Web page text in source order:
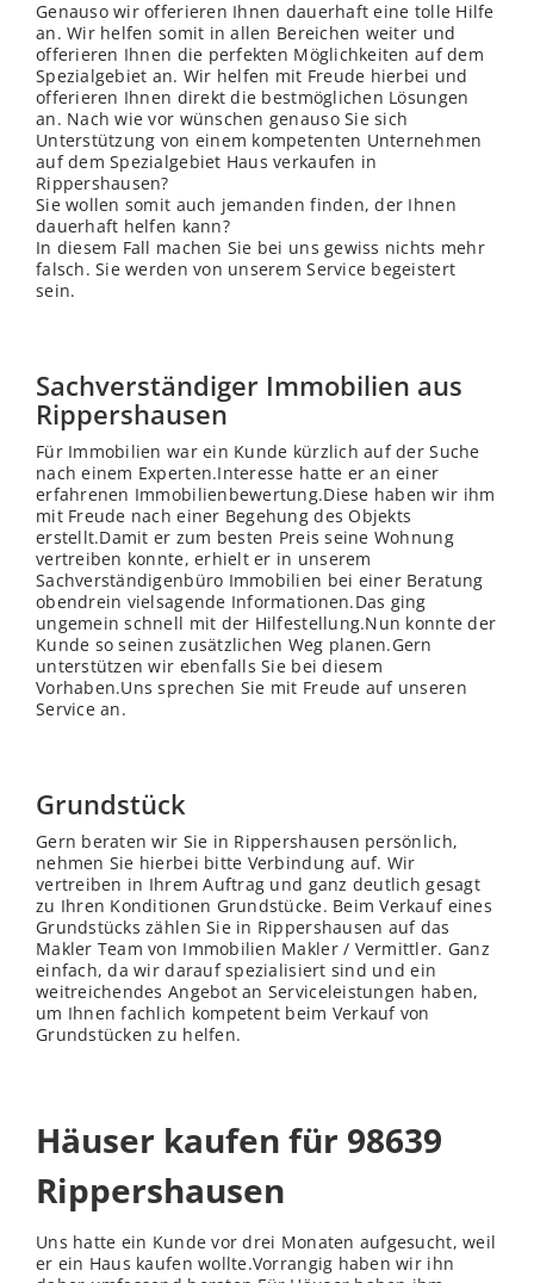
Genauso wir offerieren Ihnen dauerhaft eine tolle Hilfe
an. Wir helfen somit in allen Bereichen weiter und
offerieren Ihnen die perfekten Möglichkeiten auf dem
Spezialgebiet an. Wir helfen mit Freude hierbei und
offerieren Ihnen direkt die bestmöglichen Lösungen
an. Nach wie vor wünschen genauso Sie sich
Unterstützung von einem kompetenten Unternehmen
auf dem Spezialgebiet Haus verkaufen in
Rippershausen?
Sie wollen somit auch jemanden finden, der Ihnen
dauerhaft helfen kann?
In diesem Fall machen Sie bei uns gewiss nichts mehr
falsch. Sie werden von unserem Service begeistert
sein.
Sachverständiger Immobilien aus
Rippershausen
Für Immobilien war ein Kunde kürzlich auf der Suche
nach einem Experten.Interesse hatte er an einer
erfahrenen Immobilienbewertung.Diese haben wir ihm
mit Freude nach einer Begehung des Objekts
erstellt.Damit er zum besten Preis seine Wohnung
vertreiben konnte, erhielt er in unserem
Sachverständigenbüro Immobilien bei einer Beratung
obendrein vielsagende Informationen.Das ging
ungemein schnell mit der Hilfestellung.Nun konnte der
Kunde so seinen zusätzlichen Weg planen.Gern
unterstützen wir ebenfalls Sie bei diesem
Vorhaben.Uns sprechen Sie mit Freude auf unseren
Service an.
Grundstück
Gern beraten wir Sie in Rippershausen persönlich,
nehmen Sie hierbei bitte Verbindung auf. Wir
vertreiben in Ihrem Auftrag und ganz deutlich gesagt
zu Ihren Konditionen Grundstücke. Beim Verkauf eines
Grundstücks zählen Sie in Rippershausen auf das
Makler Team von Immobilien Makler / Vermittler. Ganz
einfach, da wir darauf spezialisiert sind und ein
weitreichendes Angebot an Serviceleistungen haben,
um Ihnen fachlich kompetent beim Verkauf von
Grundstücken zu helfen.
Häuser kaufen für 98639
Rippershausen
Uns hatte ein Kunde vor drei Monaten aufgesucht, weil
er ein Haus kaufen wollte.Vorrangig haben wir ihn